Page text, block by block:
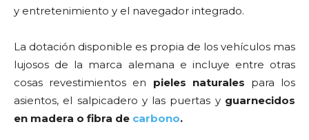
y entretenimiento y el navegador integrado.
La dotación disponible es propia de los vehículos mas
lujosos de la marca alemana e incluye entre otras
cosas revestimientos en pieles naturales para los
asientos, el salpicadero y las puertas y guarnecidos
en madera o fibra de carbono.